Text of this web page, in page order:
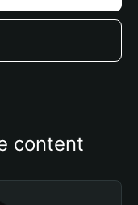
content